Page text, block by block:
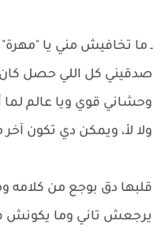
ـ ما تخافيش مني يا "مهرة"
صدقيني كل اللي حصل
وحشاني قوي ويا عالم
ولا لأ، ويمكن دي تكون آخر
قلبها دق بوجع من كلامه
يرجعش تاني وما يكونش